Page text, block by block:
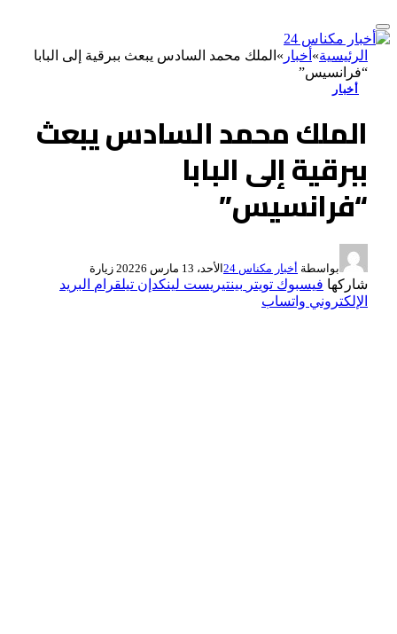
الرئيسية» أخبار » الملك محمد السادس يبعث ببرقية إلى البابا
“فرانسيس”
أخبار
الملك محمد السادس يبعث
ببرقية إلى البابا
“فرانسيس”
بواسطة أخبار مكناس 24 الأحد، 13 مارس 2022 6 زيارة
شاركها فيسبوك تويتر بينتيريست لينكدإن تيلقرام البريد
الإلكتروني واتساب